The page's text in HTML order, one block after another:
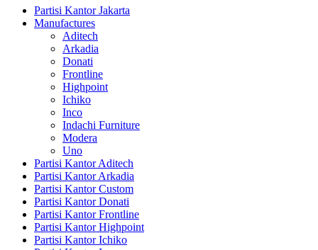
Partisi Kantor Jakarta
Manufactures
Aditech
Arkadia
Donati
Frontline
Highpoint
Ichiko
Inco
Indachi Furniture
Modera
Uno
Partisi Kantor Aditech
Partisi Kantor Arkadia
Partisi Kantor Custom
Partisi Kantor Donati
Partisi Kantor Frontline
Partisi Kantor Highpoint
Partisi Kantor Ichiko